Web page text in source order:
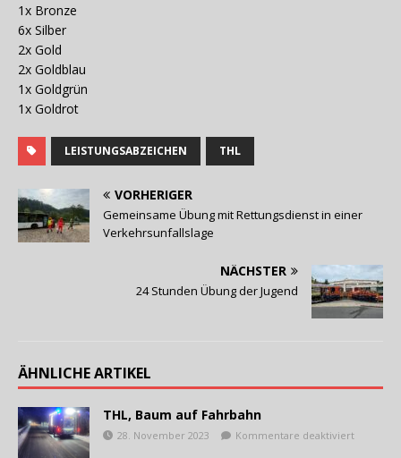
1x Bronze
6x Silber
2x Gold
2x Goldblau
1x Goldgrün
1x Goldrot
LEISTUNGSABZEICHEN THL
VORHERIGER
Gemeinsame Übung mit Rettungsdienst in einer
Verkehrsunfallslage
NÄCHSTER
24 Stunden Übung der Jugend
ÄHNLICHE ARTIKEL
THL, Baum auf Fahrbahn
28. November 2023 Kommentare deaktiviert